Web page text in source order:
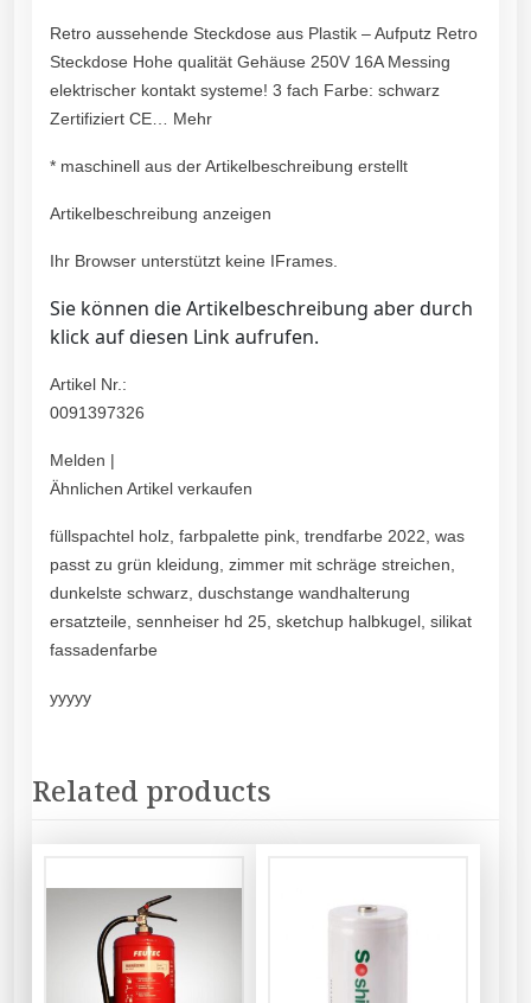
Retro aussehende Steckdose aus Plastik – Aufputz Retro
Steckdose Hohe qualität Gehäuse 250V 16A Messing
elektrischer kontakt systeme! 3 fach Farbe: schwarz
Zertifiziert CE… Mehr
* maschinell aus der Artikelbeschreibung erstellt
Artikelbeschreibung anzeigen
Ihr Browser unterstützt keine IFrames.
Sie können die Artikelbeschreibung aber durch
klick auf diesen Link aufrufen.
Artikel Nr.:
0091397326
Melden |
Ähnlichen Artikel verkaufen
füllspachtel holz, farbpalette pink, trendfarbe 2022, was
passt zu grün kleidung, zimmer mit schräge streichen,
dunkelste schwarz, duschstange wandhalterung
ersatzteile, sennheiser hd 25, sketchup halbkugel, silikat
fassadenfarbe
yyyyy
Related products